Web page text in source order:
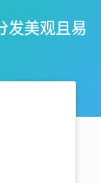
发美观且易